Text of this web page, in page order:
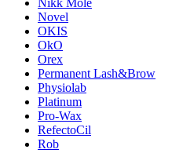
Nikk Mole
Novel
OKIS
OkO
Orex
Permanent Lash&Brow
Physiolab
Platinum
Pro-Wax
RefectoCil
Rob